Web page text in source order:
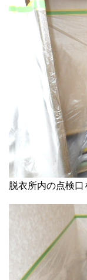
脱衣所内の点検